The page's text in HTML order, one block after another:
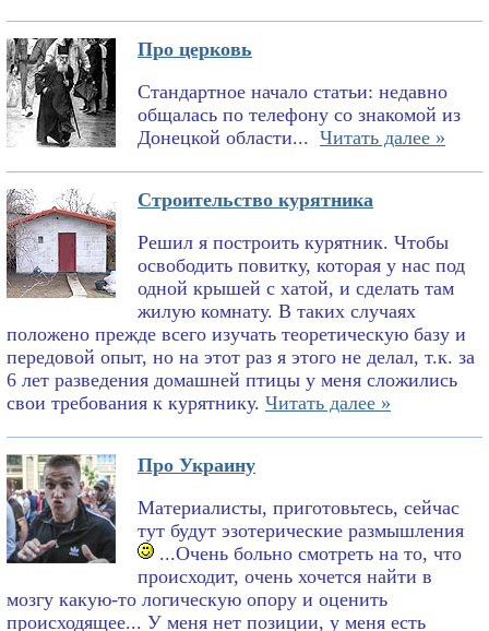
Про церковь
Стандартное начало статьи: недавно
общалась по телефону со знакомой из
Донецкой области... Читать далее »
Строительство курятника
Решил я построить курятник. Чтобы
освободить повитку, которая у нас под
одной крышей с хатой, и сделать там
жилую комнату. В таких случаях
положено прежде всего изучать теоретическую базу и
передовой опыт, но на этот раз я этого не делал, т.к. за
6 лет разведения домашней птицы у меня сложились
свои требования к курятнику. Читать далее »
Про Украину
Материалисты, приготовьтесь, сейчас
тут будут эзотерические размышления
...Очень больно смотреть на то, что
происходит, очень хочется найти в
мозгу какую-то логическую опору и оценить
происходящее... У меня нет позиции, у меня есть